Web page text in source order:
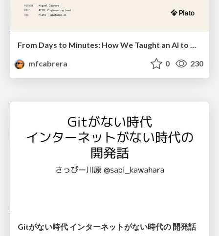
From Days to Minutes: How We Taught an AI to Onboard 50+ Tenants on our AI Features
mfcabrera
0 230
Gitがない時代 インターネットがない時代の 開発話